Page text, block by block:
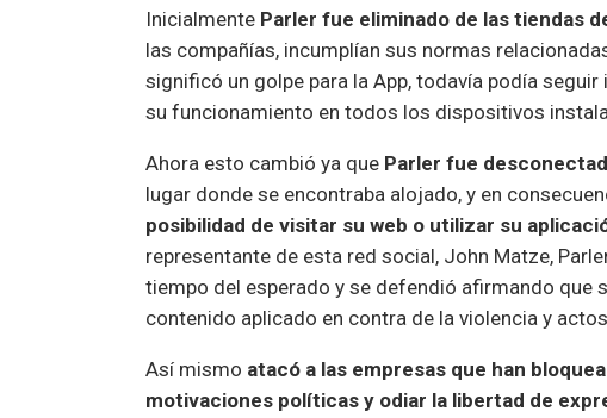
Inicialmente Parler fue eliminado de las tiendas
las compañías, incumplían sus normas
significó un golpe para la App, todavía podía
su funcionamiento en todos los dispositivos
Ahora esto cambió ya que Parler fue
lugar donde se encontraba alojado, y en
posibilidad de visitar su web o utilizar su
representante de esta red social, John Matze,
tiempo del esperado y se defendió afirmando que
contenido aplicado en contra de la violencia y
Así mismo atacó a las empresas que han
motivaciones políticas y odiar la libertad de